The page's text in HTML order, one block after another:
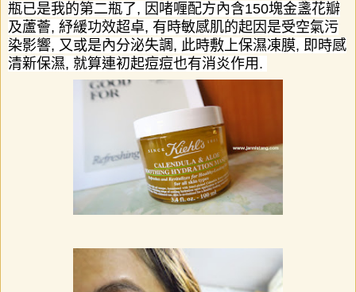
瓶已是我的第二瓶了, 因啫喱配方內含150塊金盞花瓣
及蘆薈, 紓緩功效超卓, 有時敏感肌的起因是受空氣污
染影響, 又或是內分泌失調 , 此時敷上保濕凍膜, 即時感
清新保濕, 就算連初起痘痘也有消炎作用 .